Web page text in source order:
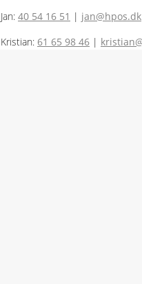
Jan: 40 54 16 51 | jan@hpos.dk
Kristian: 61 65 98 46 |